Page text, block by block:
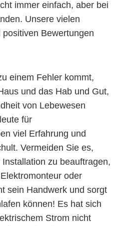
immer einfach, aber bei
Unsere vielen
Bewertungen
einem Fehler kommt,
und das Hab und Gut,
von Lebewesen
für
viel Erfahrung und
Vermeiden Sie es,
zu beauftragen,
oder
sein Handwerk und sorgt
können! Es hat sich
Strom nicht